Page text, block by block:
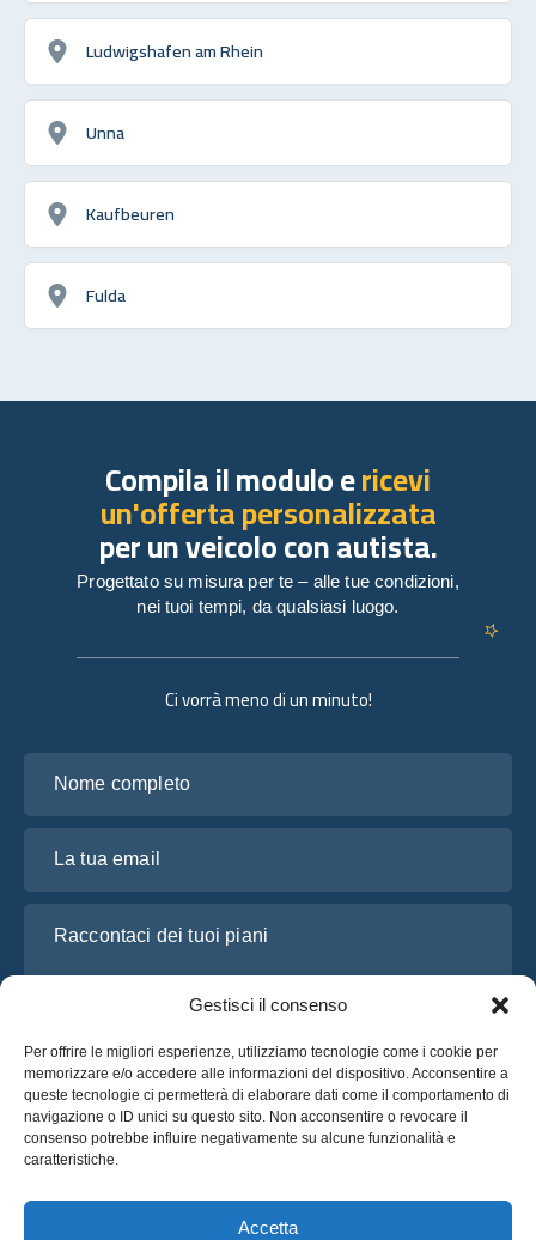
Gestisci il consenso
Per offrire le migliori esperienze, utilizziamo tecnologie come i cookie per
memorizzare e/o accedere alle informazioni del dispositivo. Acconsentire a
queste tecnologie ci permetterà di elaborare dati come il comportamento di
navigazione o ID unici su questo sito. Non acconsentire o revocare il
consenso potrebbe influire negativamente su alcune funzionalità e
caratteristiche.
Accetta
Ludwigshafen am Rhein
Unna
Kaufbeuren
Fulda
Ci vorrà meno di un minuto!
Ho letto e accetto l’
Richiedi un preventivo
Compila il modulo ericevi
un'offerta personalizzata
per un veicolo con autista.
Progettato su misura per te – alle tue condizioni,
nei tuoi tempi, da qualsiasi luogo.